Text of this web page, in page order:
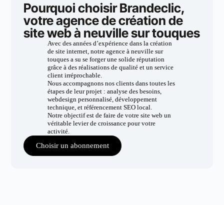
Pourquoi choisir Brandeclic,
votre agence de création de
site web à neuville sur touques
Avec des années d’expérience dans la création
de site internet, notre agence à neuville sur
touques a su se forger une solide réputation
grâce à des réalisations de qualité et un service
client irréprochable.
Nous accompagnons nos clients dans toutes les
étapes de leur projet : analyse des besoins,
webdesign personnalisé, développement
technique, et référencement SEO local.
Notre objectif est de faire de votre site web un
véritable levier de croissance pour votre
activité.
Choisir un abonnement